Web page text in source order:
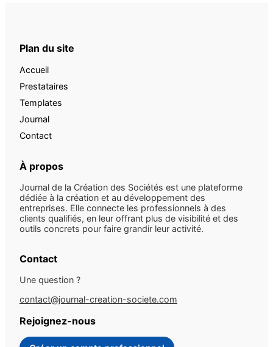
Plan du site
Accueil
Prestataires
Templates
Journal
Contact
À propos
Journal de la Création des Sociétés est une plateforme
dédiée à la création et au développement des
entreprises. Elle connecte les professionnels à des
clients qualifiés, en leur offrant plus de visibilité et des
outils concrets pour faire grandir leur activité.
Contact
Une question ?
contact@journal-creation-societe.com
Rejoignez-nous